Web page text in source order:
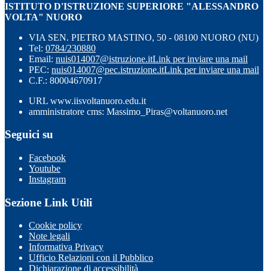
ISTITUTO D'ISTRUZIONE SUPERIORE "ALESSANDRO
VOLTA" NUORO
VIA SEN. PIETRO MASTINO, 50 - 08100 NUORO (NU)
Tel: 0784/230880
Email: nuis014007@istruzione.itLink per inviare una mail
PEC: nuis014007@pec.istruzione.itLink per inviare una mail
C.F.: 80004670917
URL www.iisvoltanuoro.edu.it
amministratore cms: Massimo_Piras@voltanuoro.net
Seguici su
Facebook
Youtube
Instagram
Sezione Link Utili
Cookie policy
Note legali
Informativa Privacy
Ufficio Relazioni con il Pubblico
Dichiarazione di accessibilità